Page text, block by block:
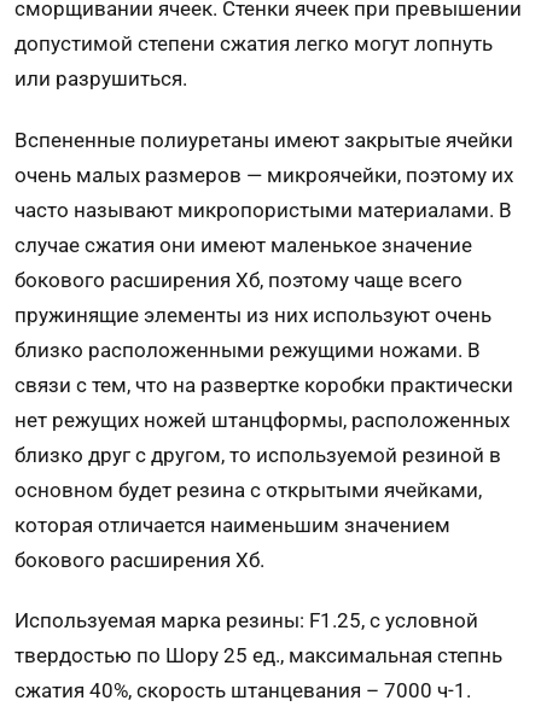
сморщивании ячеек. Стенки ячеек при пре­вышении
допустимой степени сжатия легко могут лоп­нуть
или разрушиться.
Вспененные полиуретаны имеют закрытые ячейки
очень малых размеров — микроячейки, поэтому их
часто называют микропористыми материалами. В
случае сжатия они имеют маленькое значение
бокового расширения Хб, поэтому чаще всего
пружинящие элементы из них используют очень
близко расположенными режущими ножами. В
связи с тем, что на развертке коробки практически
нет режущих ножей штанцформы, расположенных
близко друг с другом, то используемой резиной в
основном будет резина с открытыми ячейками,
которая отличается наименьшим значением
бокового расширения Хб.
Используемая марка резины: F1.25, с условной
твердостью по Шору 25 ед., максимальная степнь
сжатия 40%, скорость штанцевания – 7000 ч-1.